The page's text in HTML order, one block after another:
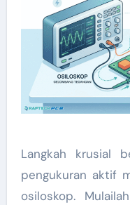
Langkah krusial
pengukuran aktif
osiloskop.